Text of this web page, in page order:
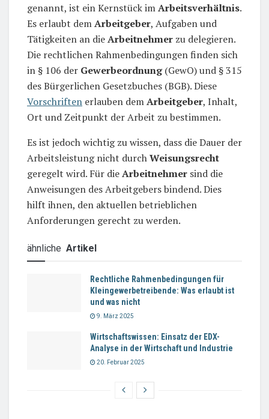
genannt, ist ein Kernstück imArbeitsverhältnis.
Es erlaubt demArbeitgeber, Aufgaben und
Tätigkeiten an dieArbeitnehmer zu delegieren.
Die rechtlichen Rahmenbedingungen finden sich
in § 106 der Gewerbeordnung(GewO) und § 315
des Bürgerlichen Gesetzbuches (BGB). Diese
Vorschriften erlauben demArbeitgeber, Inhalt,
Ort und Zeitpunkt der Arbeit zu bestimmen.
Es ist jedoch wichtig zu wissen, dass die Dauer der
Arbeitsleistung nicht durchWeisungsrecht
geregelt wird. Für dieArbeitnehmer sind die
Anweisungen des Arbeitgebers bindend. Dies
hilft ihnen, den aktuellen betrieblichen
Anforderungen gerecht zu werden.
ähnliche Artikel
Rechtliche Rahmenbedingungen für
Kleingewerbetreibende: Was erlaubt ist
und was nicht
9. März 2025
Wirtschaftswissen: Einsatz der EDX-
Analyse in der Wirtschaft und Industrie
20. Februar 2025